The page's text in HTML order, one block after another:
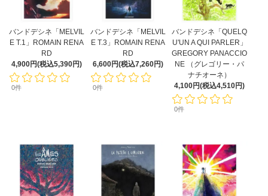
バンドデシネ「MELVIL
E T.1」ROMAIN RENA
RD
4,900円(税込5,390円)
0件
バンドデシネ「MELVIL
E T.3」ROMAIN RENA
RD
6,600円(税込7,260円)
0件
バンドデシネ「QUELQ
U'UN A QUI PARLER」
GREGORY PANACCIO
NE （グレゴリー・パ
ナチオーネ）
4,100円(税込4,510円)
0件